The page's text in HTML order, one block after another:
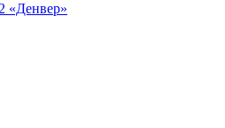
«Денвер»